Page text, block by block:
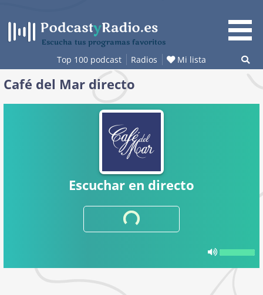
contenido
Escucha tus programas favoritos
Top 100 podcast Radios Mi lista
Café del Mar directo
Escuchar en directo